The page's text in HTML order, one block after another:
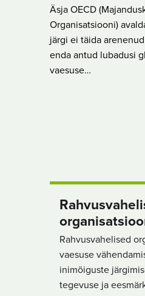
Äsja OECD
Organisatsiooni)
järgi ei täida
enda antud lubadusi
vaesuse…
Rahvusvahelised
vaesuse
inimõiguste
tegevuse ja